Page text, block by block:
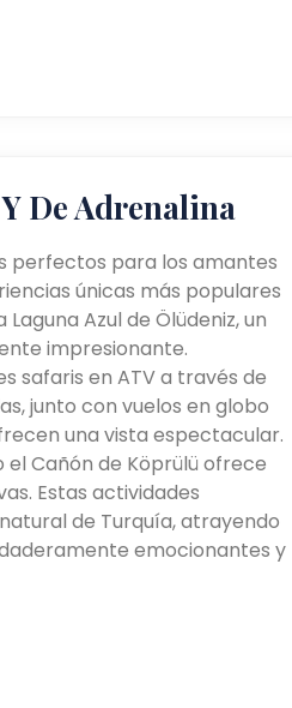
De Adrenalina
perfectos para los amantes
únicas más populares
Azul de Ölüdeniz, un
impresionante.
safaris en ATV a través de
junto con vuelos en globo
una vista espectacular.
Cañón de Köprülü ofrece
Estas actividades
de Turquía, atrayendo
emocionantes y